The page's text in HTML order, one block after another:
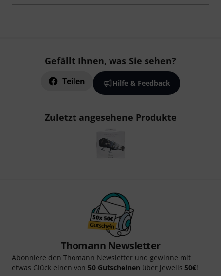
Gefällt Ihnen, was Sie sehen?
Teilen Hilfe & Feedback
Zuletzt angesehene Produkte
Thomann Newsletter
Abonniere den Thomann Newsletter und gewinne mit
etwas Glück einen von 50 Gutscheinen über jeweils 50€!